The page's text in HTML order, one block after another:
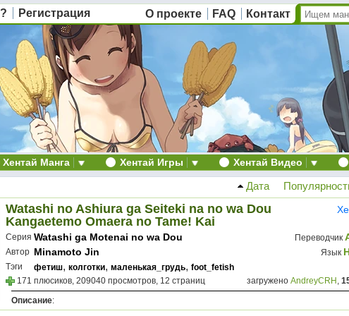
? Регистрация О проекте FAQ Контакт
Хентай Манга Хентай Игры Хентай Видео
Дата
Watashi no Ashiura ga Seiteki na no wa Dou
Kangaetemo Omaera no Tame! Kai
Серия Watashi ga Motenai no wa Dou
Kangaete mo Omaera ga Warui!
Переводчик
Автор Minamoto Jin Язык
Тэги фетиш, колготки, маленькая_грудь, foot_fetish
171 плюсиков, 209040 просмотров, 12 страниц
загружено AndreyCRH ,
Описание: